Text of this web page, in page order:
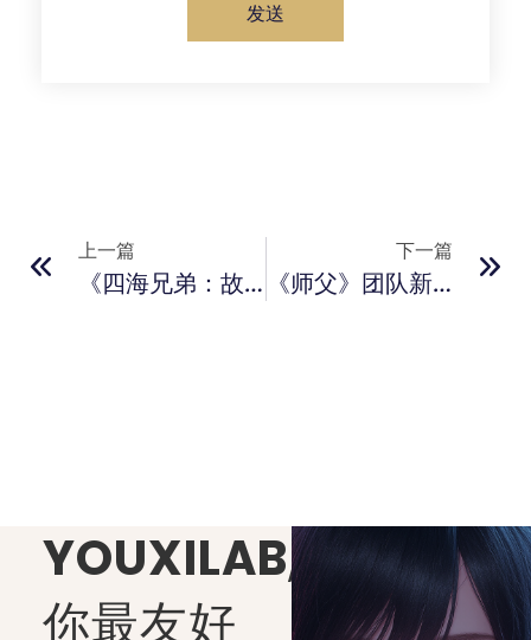
发送
上一篇
《四海兄弟：故乡》发售日期意外曝光 8月8日正式发售
下一篇
《师父》团队新作《开球！REMATCH》发售日期公布
YOUXILAB,
你最友好